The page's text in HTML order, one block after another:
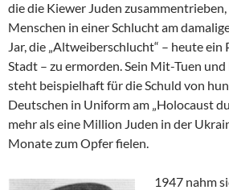
die die Kiewer Juden
Menschen in einer Schlucht am
Jar, die „Altweiberschlucht“ – heute
Stadt – zu ermorden. Sein Mit-Tuen
steht beispielhaft für die Schuld von
Deutschen in Uniform am „Holocaust
mehr als eine Million Juden in der
Monate zum Opfer fielen.
1947 nahm